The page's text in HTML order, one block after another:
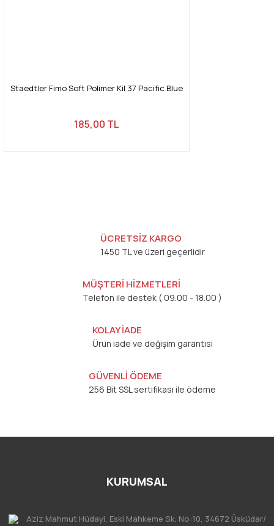
Staedtler Fimo Soft Polimer Kil 37 Pacific Blue
185,00 TL
ÜCRETSİZ KARGO
1450 TL ve üzeri geçerlidir
MÜŞTERİ HİZMETLERİ
Telefon ile destek ( 09.00 - 18.00 )
KOLAY İADE
Ürün iade ve değişim garantisi
GÜVENLİ ÖDEME
256 Bit SSL sertifikası ile ödeme
KURUMSAL
Aziz Mahmut Hüdayi, Eski Mahkeme Sk. No:10, 34672 Üsküdar/